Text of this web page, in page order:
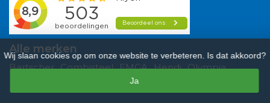
Alle merken
Bartscher Combisteel EMGA Hendi Olympia
Vogue
Wij slaan cookies op om onze website te verbeteren. Is dat akkoord?
Ja